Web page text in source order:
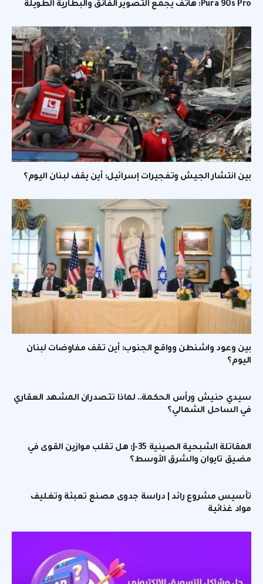
Pura 90s Pro: هاتف يجمع التصوير الفائق والبطارية الطويلة
بين انتشار الجيش وتفجيرات إسرائيل: أين يقف لبنان اليوم؟
بين وعود واشنطن وواقع الجنوب: أين تقف مفاوضات لبنان
اليوم؟
سيدي حنيش ورأس الحكمة.. لماذا تتصدران المشهد العقاري
في الساحل الشمالي؟
المقاتلة الشبحية الصينية J-35: هل تقلب موازين القوى في
مضيق تايوان والشرق الأوسط؟
تأسيس مشروع رائد | دراسة جدوى مصنع تعبئة وتغليف
مواد غذائية